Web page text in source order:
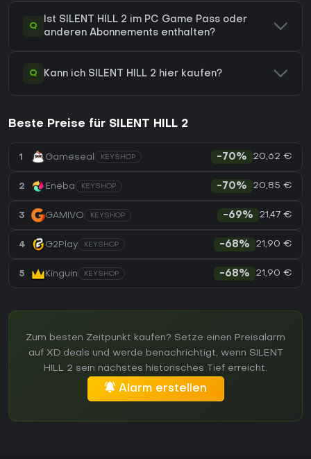
Q
Ist SILENT HILL 2 im PC Game Pass oder
anderen Abonnements enthalten?
Q Kann ich SILENT HILL 2 hier kaufen?
Beste Preise für SILENT HILL 2
1 Gameseal KEYSHOP -70% 20,62 €
2 Eneba KEYSHOP -70% 20,85 €
3 GAMIVO KEYSHOP -69% 21,47 €
4 G2Play KEYSHOP -68% 21,90 €
5 Kinguin KEYSHOP -68% 21,90 €
Zum besten Zeitpunkt kaufen? Setze einen Preisalarm
auf XD.deals und werde benachrichtigt, wenn SILENT
HILL 2 sein nächstes historisches Tief erreicht.
Alarm erstellen